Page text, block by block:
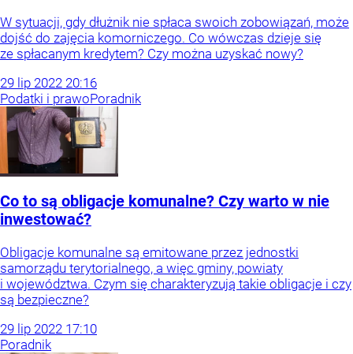
W sytuacji, gdy dłużnik nie spłaca swoich zobowiązań, może
dojść do zajęcia komorniczego. Co wówczas dzieje się
ze spłacanym kredytem? Czy można uzyskać nowy?
29 lip 2022 20:16
Podatki i prawoPoradnik
Co to są obligacje komunalne? Czy warto w nie
inwestować?
Obligacje komunalne są emitowane przez jednostki
samorządu terytorialnego, a więc gminy, powiaty
i województwa. Czym się charakteryzują takie obligacje i czy
są bezpieczne?
29 lip 2022 17:10
Poradnik